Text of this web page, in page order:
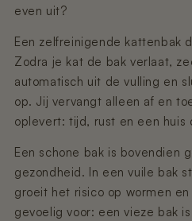
Nano 3 - Tofu-filter
€14,99
Nano 3 -
(Rooster/Zeef)
Nano 3 -
Nano 2 –
€14,99
Nano 2 –
€14,99
Nano 2 –
even uit?
Een zelfreinigende kattenbak
Zodra je kat de bak verlaat,
automatisch uit de vulling en
op. Jij vervangt alleen af en
oplevert: tijd, rust en een huis
Een schone bak is bovendien
gezondheid. In een vuile bak
groeit het risico op wormen
gevoelig voor: een vieze bak